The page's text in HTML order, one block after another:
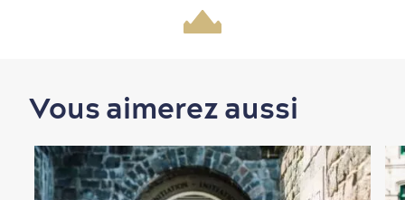
Vous aimerez aussi